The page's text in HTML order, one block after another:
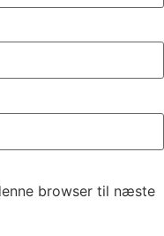
browser til næste